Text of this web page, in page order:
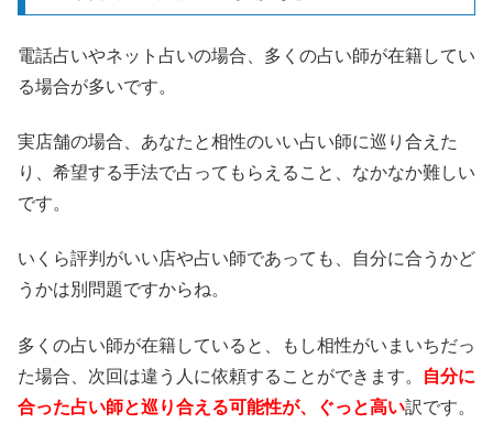
電話占いやネット占いの場合、多くの占い師が在籍してい
る場合が多いです。
実店舗の場合、あなたと相性のいい占い師に巡り合えた
り、希望する手法で占ってもらえること、なかなか難しい
です。
いくら評判がいい店や占い師であっても、自分に合うかど
うかは別問題ですからね。
多くの占い師が在籍していると、もし相性がいまいちだっ
た場合、次回は違う人に依頼することができます。
自分に
合った占い師と巡り合える可能性が、ぐっと高い訳です。